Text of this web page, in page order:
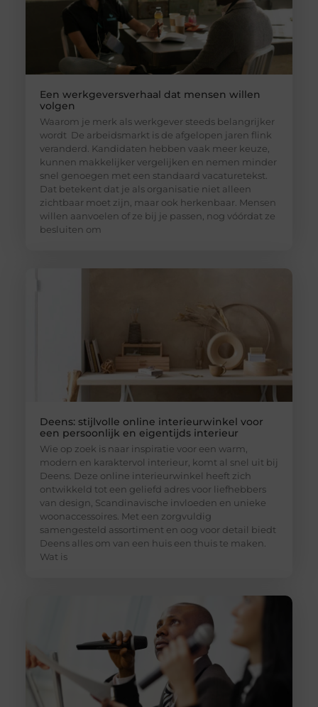
Een werkgeversverhaal dat mensen willen
volgen
Waarom je merk als werkgever steeds belangrijker
wordt De arbeidsmarkt is de afgelopen jaren flink
veranderd. Kandidaten hebben vaak meer keuze,
kunnen makkelijker vergelijken en nemen minder
snel genoegen met een standaard vacaturetekst.
Dat betekent dat je als organisatie niet alleen
zichtbaar moet zijn, maar ook herkenbaar. Mensen
willen aanvoelen of ze bij je passen, nog vóórdat ze
besluiten om
Deens: stijlvolle online interieurwinkel voor
een persoonlijk en eigentijds interieur
Wie op zoek is naar inspiratie voor een warm,
modern en karaktervol interieur, komt al snel uit bij
Deens. Deze online interieurwinkel heeft zich
ontwikkeld tot een geliefd adres voor liefhebbers
van design, Scandinavische invloeden en unieke
woonaccessoires. Met een zorgvuldig
samengesteld assortiment en oog voor detail biedt
Deens alles om van een huis een thuis te maken.
Wat is